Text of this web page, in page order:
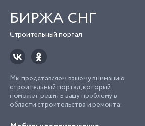
БИРЖА СНГ
Строительный портал
Мы представляем вашему вниманию
строительный портал, который
поможет решить вашу проблему в
области строительства и ремонта.